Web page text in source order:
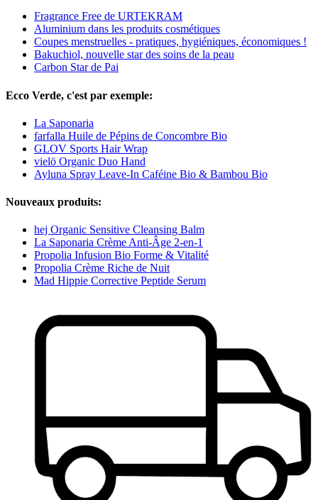
Fragrance Free de URTEKRAM
Aluminium dans les produits cosmétiques
Coupes menstruelles - pratiques, hygiéniques, économiques !
Bakuchiol, nouvelle star des soins de la peau
Carbon Star de Pai
Ecco Verde, c'est par exemple:
La Saponaria
farfalla Huile de Pépins de Concombre Bio
GLOV Sports Hair Wrap
vielö Organic Duo Hand
Ayluna Spray Leave-In Caféine Bio & Bambou Bio
Nouveaux produits:
hej Organic Sensitive Cleansing Balm
La Saponaria Crème Anti-Âge 2-en-1
Propolia Infusion Bio Forme & Vitalité
Propolia Crème Riche de Nuit
Mad Hippie Corrective Peptide Serum